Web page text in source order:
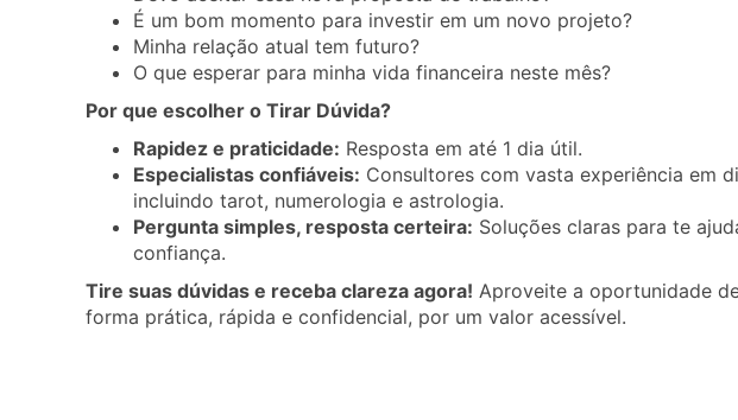
É um bom momento para investir em um novo projeto?
Minha relação atual tem futuro?
O que esperar para minha vida financeira neste mês?
Por que escolher o Tirar Dúvida?
Rapidez e praticidade: Resposta em até 1 dia útil.
Especialistas confiáveis: Consultores com vasta experiência em
incluindo tarot, numerologia e astrologia.
Pergunta simples, resposta certeira: Soluções claras para te
confiança.
Tire suas dúvidas e receba clareza agora! Aproveite a oportunidade
forma prática, rápida e confidencial, por um valor acessível.